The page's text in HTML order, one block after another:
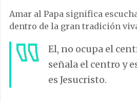
Amar al Papa significa
dentro de la gran tradición
El, no ocupa el
señala el centro y
es Jesucristo.